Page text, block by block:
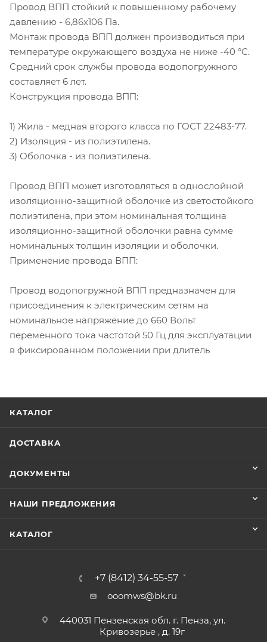
Провод ВПП стойкий к повышенному рабочему
давлению - 6,86х106 Па.
Монтаж провода ВПП должен производиться при
температуре окружающего воздуха не ниже -40 °С.
Средний срок службы провода водопогружного
составляет 6 лет.
Конструкция провода ВПП:
1) Жила - медная второго класса по ГОСТ 22483-77.
2) Изоляция - из полиэтилена.
3) Оболочка - из полиэтилена.
Провод ВПП может изготовляться в однослойной
изоляционно-защитной оболочке из светостойкого
полиэтилена, при этом номинальная толщина
изоляционно-защитной оболочки равна сумме
номинальных толщин изоляции и оболочки.
Применение провода ВПП:
Провод водопогружной ВПП предназначен для
присоединения к электрическим сетям на
номинальное напряжение до 660 Вольт
переменного тока частотой 50 Гц для эксплуатации
в фиксированном положении при длитель
КАТАЛОГ
ДОСТАВКА
ДОКУМЕНТЫ
НАШИ ПРЕДЛОЖЕНИЯ
КАТАЛОГ
+7 (8412) 34-55-57
ooomws@bk.ru
440031 Пензенская обл. г. Пенза, ул.
Кривозерье , д. 19г